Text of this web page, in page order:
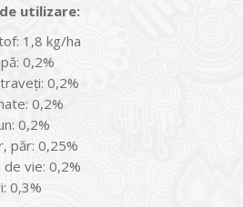
utilizare:
1,8 kg/ha
0,2%
0,2%
0,2%
0,2%
păr: 0,25%
de vie: 0,2%
0,3%